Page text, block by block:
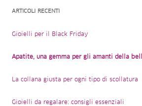
ARTICOLI RECENTI
Gioielli per il Black Friday
Apatite, una gemma per gli amanti della
La collana giusta per ogni tipo di scollatura
Gioielli da regalare: consigli essenziali